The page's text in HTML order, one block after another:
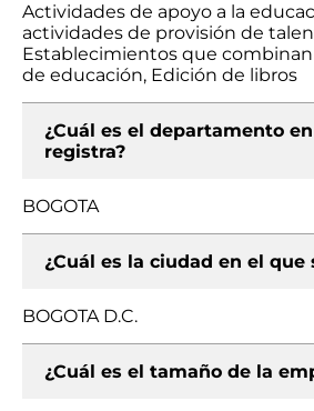
Actividades de apoyo a la
actividades de provisión de
Establecimientos que
de educación, Edición de libros
¿Cuál es el departamento
registra?
BOGOTA
¿Cuál es la ciudad en el que
BOGOTA D.C.
¿Cuál es el tamaño de la